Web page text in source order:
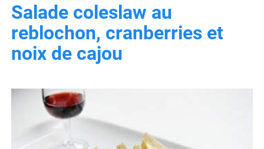
Salade coleslaw au
reblochon, cranberries et
noix de cajou